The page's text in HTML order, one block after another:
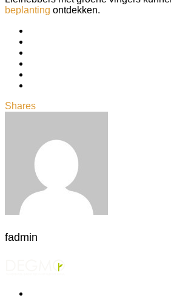
beplanting ontdekken.
Shares
fadmin